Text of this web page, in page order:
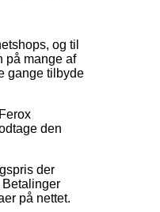
og til
på mange af
gange tilbyde
den
der
på nettet.